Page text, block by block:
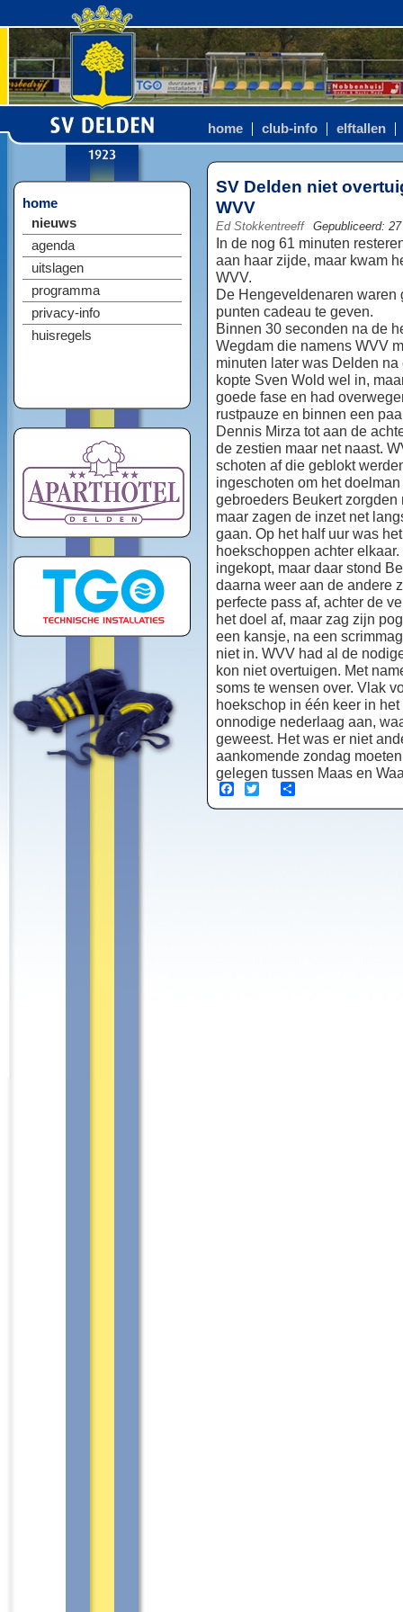
home club-info elftallen
home
nieuws
agenda
uitslagen
programma
privacy-info
huisregels
SV Delden niet
WVV
Ed Stokkentreeff Gepubliceerd:
In de nog 61 minuten
aan haar zijde, maar kwam
WVV.
De Hengeveldenaren
punten cadeau te geven.
Binnen 30 seconden na de
Wegdam die namens WVV
minuten later was Delden
kopte Sven Wold wel in,
goede fase en had
rustpauze en binnen een
Dennis Mirza tot aan de
de zestien maar net naast.
schoten af die geblokt
ingeschoten om het
gebroeders Beukert
maar zagen de inzet net
gaan. Op het half uur was
hoekschoppen achter
ingekopt, maar daar stond
daarna weer aan de andere
perfecte pass af, achter de
het doel af, maar zag zijn
een kansje, na een
niet in. WVV had al de
kon niet overtuigen. Met
soms te wensen over. Vlak
hoekschop in één keer in
onnodige nederlaag aan,
geweest. Het was er niet
aankomende zondag
gelegen tussen Maas en